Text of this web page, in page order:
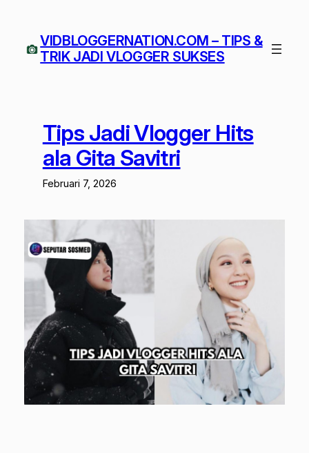
konten VIDBLOGGERNATION.COM – TIPS &
TRIK JADI VLOGGER SUKSES
Tips Jadi Vlogger Hits
ala Gita Savitri
Februari 7, 2026